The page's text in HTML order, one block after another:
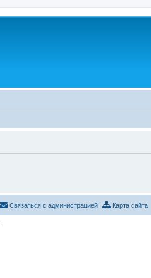
Карта сайта
Связаться с администрацией